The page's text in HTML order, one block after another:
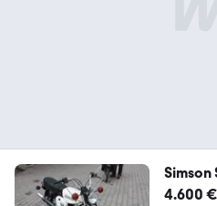
Simson
4.600 €